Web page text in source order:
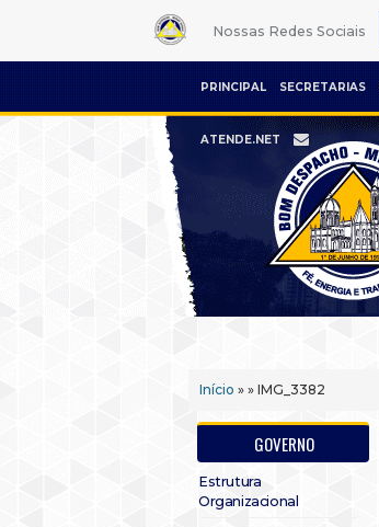
Nossas Redes Sociais
PRINCIPAL SECRETARIAS
ATENDE.NET
Início » » IMG_3382
GOVERNO
Estrutura
Organizacional